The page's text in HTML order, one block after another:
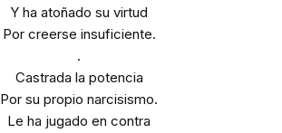
Y ha atoñado su virtud
Por creerse insuficiente.
.
Castrada la potencia
Por su propio narcisismo.
Le ha jugado en contra